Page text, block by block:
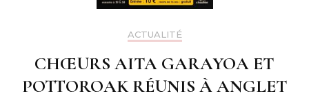
ACTUALITÉ
CHŒURS AITA GARAYOA ET
POTTOROAK RÉUNIS À ANGLET